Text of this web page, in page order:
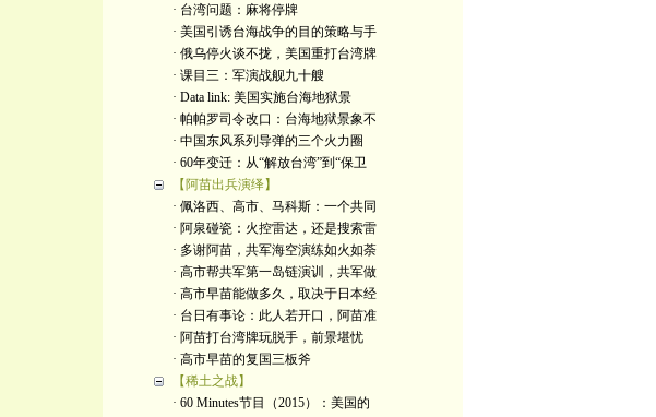
· 台湾问题：麻将停牌
· 美国引诱台海战争的目的策略与手
· 俄乌停火谈不拢，美国重打台湾牌
· 课目三：军演战舰九十艘
· Data link: 美国实施台海地狱景
· 帕帕罗司令改口：台海地狱景象不
· 中国东风系列导弹的三个火力圈
· 60年变迁：从“解放台湾”到“保卫
【阿苗出兵演绎】
· 佩洛西、高市、马科斯：一个共同
· 阿泉碰瓷：火控雷达，还是搜索雷
· 多谢阿苗，共军海空演练如火如荼
· 高市帮共军第一岛链演训，共军做
· 高市早苗能做多久，取决于日本经
· 台日有事论：此人若开口，阿苗准
· 阿苗打台湾牌玩脱手，前景堪忧
· 高市早苗的复国三板斧
【稀土之战】
· 60 Minutes节目（2015）：美国的